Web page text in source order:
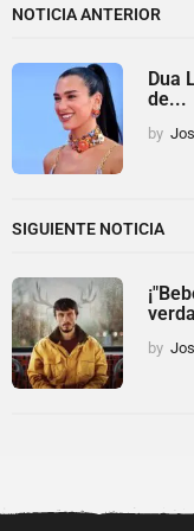
NOTICIA ANTERIOR
Dua
de...
by
SIGUIENTE NOTICIA
by